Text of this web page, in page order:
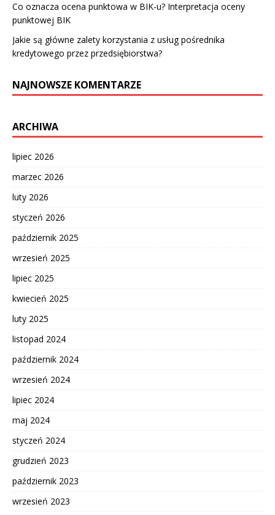
Co oznacza ocena punktowa w BIK-u? Interpretacja oceny
punktowej BIK
Jakie są główne zalety korzystania z usług pośrednika
kredytowego przez przedsiębiorstwa?
NAJNOWSZE KOMENTARZE
ARCHIWA
lipiec 2026
marzec 2026
luty 2026
styczeń 2026
październik 2025
wrzesień 2025
lipiec 2025
kwiecień 2025
luty 2025
listopad 2024
październik 2024
wrzesień 2024
lipiec 2024
maj 2024
styczeń 2024
grudzień 2023
październik 2023
wrzesień 2023